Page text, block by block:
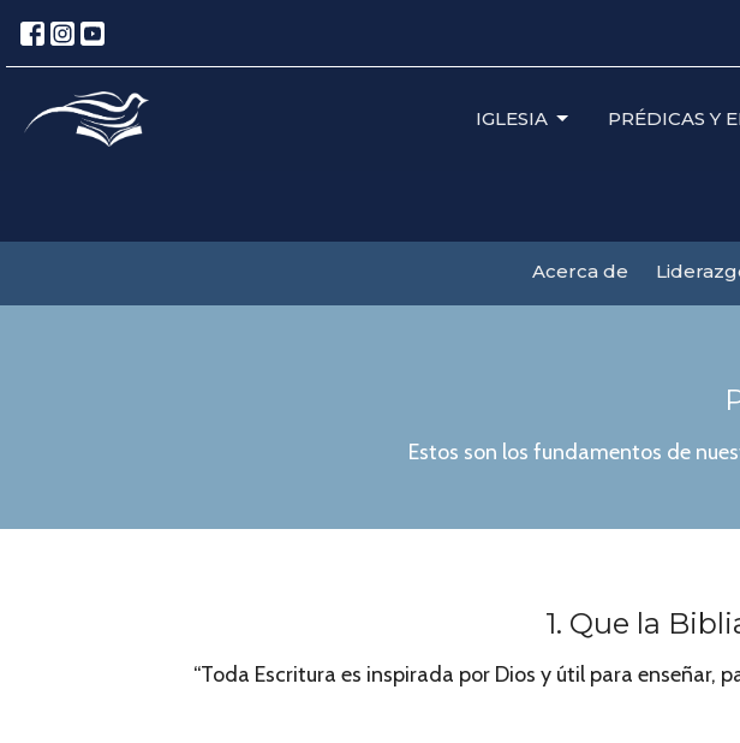
IGLESIA PRÉDICAS Y
Acerca de
Estos son los fundamentos de
1. Que la
“Toda Escritura es inspirada por Dios y útil para enseñar,